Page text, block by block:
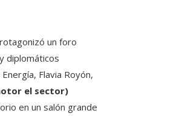
un foro
diplomáticos
Flavia Royón,
el sector)
en un salón grande